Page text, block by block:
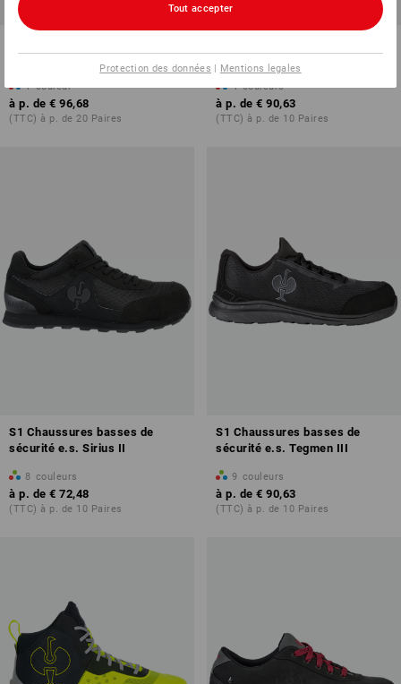
Avior mid
1 couleur
à p. de € 96,68
(TTC) à p. de 20 Paires
sécurité e.s. Nakuru mid
4 couleurs
à p. de € 90,63
(TTC) à p. de 10 Paires
S1 Chaussures basses de
sécurité e.s. Sirius II
8 couleurs
à p. de € 72,48
(TTC) à p. de 10 Paires
S1 Chaussures basses de
sécurité e.s. Tegmen III
9 couleurs
à p. de € 90,63
(TTC) à p. de 10 Paires
Tout accepter
Protection des données | Mentions legales